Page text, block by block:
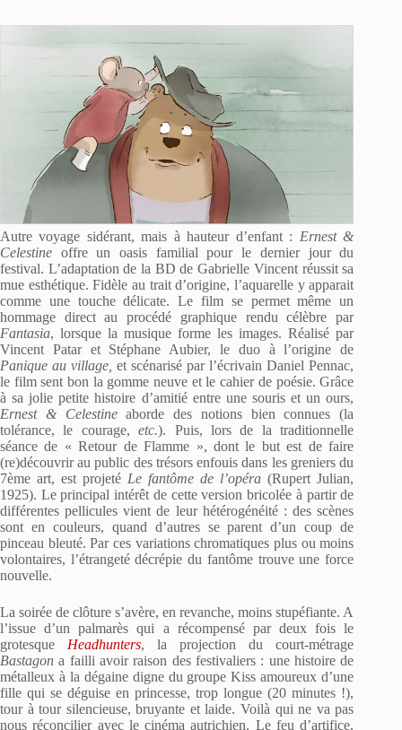
Autre voyage sidérant, mais à hauteur d’enfant : Ernest &
Celestine offre un oasis familial pour le dernier jour du
festival. L’adaptation de la BD de Gabrielle Vincent réussit sa
mue esthétique. Fidèle au trait d’origine, l’aquarelle y apparait
comme une touche délicate. Le film se permet même un
hommage direct au procédé graphique rendu célèbre par
Fantasia , lorsque la musique forme les images. Réalisé par
Vincent Patar et Stéphane Aubier, le duo à l’origine de
Panique au village,et scénarisé par l’écrivain Daniel Pennac,
le film sent bon la gomme neuve et le cahier de poésie. Grâce
à sa jolie petite histoire d’amitié entre une souris et un ours,
Ernest & Celestineaborde des notions bien connues (la
tolérance, le courage,etc.). Puis, lors de la traditionnelle
séance de « Retour de Flamme », dont le but est de faire
(re)découvrir au public des trésors enfouis dans les greniers du
7ème art, est projeté Le fantôme de l’opéra (Rupert Julian,
1925). Le principal intérêt de cette version bricolée à partir de
différentes pellicules vient de leur hétérogénéité : des scènes
sont en couleurs, quand d’autres se parent d’un coup de
pinceau bleuté. Par ces variations chromatiques plus ou moins
volontaires, l’étrangeté décrépie du fantôme trouve une force
nouvelle.
La soirée de clôture s’avère, en revanche, moins stupéfiante. A
l’issue d’un palmarès qui a récompensé par deux fois le
grotesque Headhunters, la projection du court-métrage
Bastagon a failli avoir raison des festivaliers : une histoire de
métalleux à la dégaine digne du groupe Kiss amoureux d’une
fille qui se déguise en princesse, trop longue (20 minutes !),
tour à tour silencieuse, bruyante et laide. Voilà qui ne va pas
nous réconcilier avec le cinéma autrichien. Le feu d’artifice,